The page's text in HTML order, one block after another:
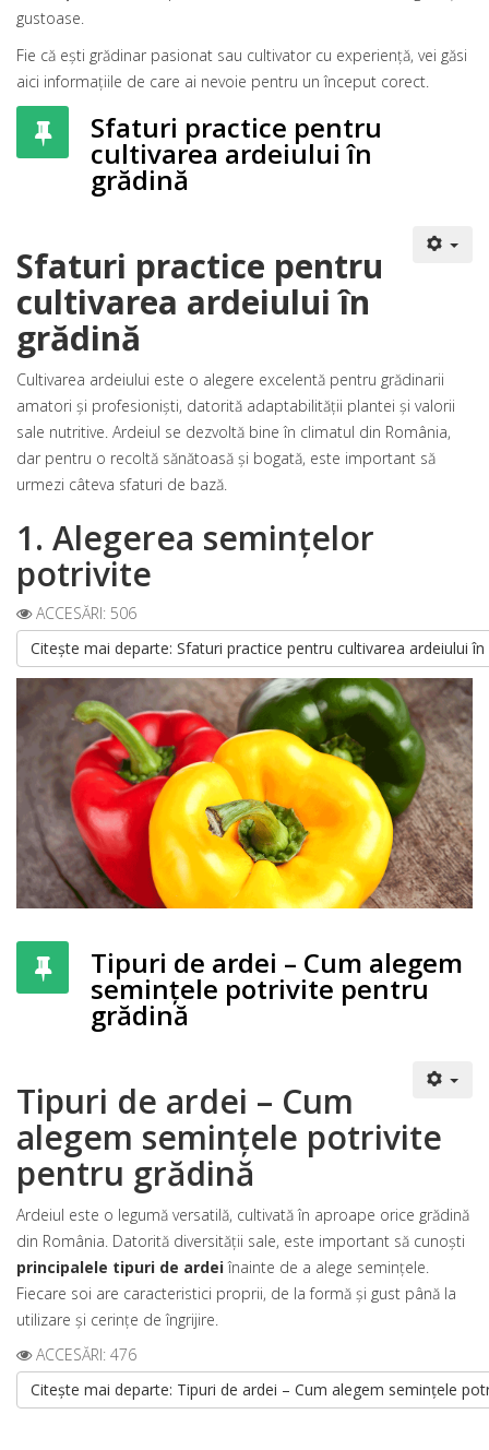
gustoase.
Fie că ești grădinar pasionat sau cultivator cu experiență, vei găsi
aici informațiile de care ai nevoie pentru un început corect.
Sfaturi practice pentru
cultivarea ardeiului în
grădină
Sfaturi practice pentru
cultivarea ardeiului în
grădină
Cultivarea ardeiului este o alegere excelentă pentru grădinarii
amatori și profesioniști, datorită adaptabilității plantei și valorii
sale nutritive. Ardeiul se dezvoltă bine în climatul din România,
dar pentru o recoltă sănătoasă și bogată, este important să
urmezi câteva sfaturi de bază.
1. Alegerea semințelor
potrivite
ACCESĂRI: 506
Citește mai departe: Sfaturi practice pentru cultivarea ardeiului în
Tipuri de ardei – Cum alegem
semințele potrivite pentru
grădină
Tipuri de ardei – Cum
alegem semințele potrivite
pentru grădină
Ardeiul este o legumă versatilă, cultivată în aproape orice grădină
din România. Datorită diversității sale, este important să cunoști
principalele tipuri de ardeiînainte de a alege semințele.
Fiecare soi are caracteristici proprii, de la formă și gust până la
utilizare și cerințe de îngrijire.
ACCESĂRI: 476
Citește mai departe: Tipuri de ardei – Cum alegem semințele